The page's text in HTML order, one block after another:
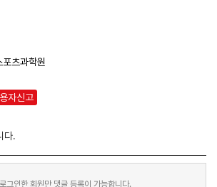
츠과학원
자신고
다.
로그인한 회원만 댓글 등록이 가능합니다.